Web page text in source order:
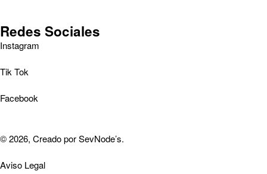
Redes Sociales
Instagram
Tik Tok
Facebook
© 2026, Creado porSevNode’s.
Aviso Legal